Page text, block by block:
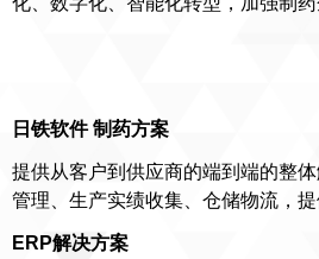
日铁软件 制药方案
提供从客户到供应商的端到端的整
管理、生产实绩收集、仓储物流，
ERP解决方案